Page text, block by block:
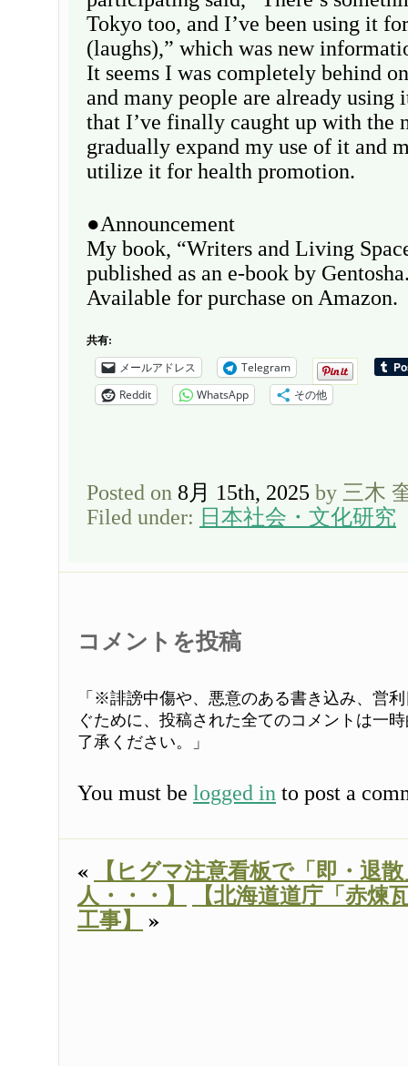
Tokyo too, and I’ve been using it
(laughs),” which was new
It seems I was completely behind
and many people are already using
that I’ve finally caught up with the
gradually expand my use of it and
utilize it for health promotion.
●Announcement
My book, “Writers and Living
published as an e-book by
Available for purchase on Amazon.
共有:
メールアドレス
Telegram
Reddit
WhatsApp その他
Posted on 8月 15th, 2025 by 三木
Filed under: 日本社会・文化研究
コメントを投稿
「※誹謗中傷や、悪意のある書き込み、営
ぐために、投稿された全てのコメントは一
了承ください。」
You must be logged in to post a
« 【ヒグマ注意看板で「即・退
人・・・】 【北海道道庁「赤煉
工事】 »